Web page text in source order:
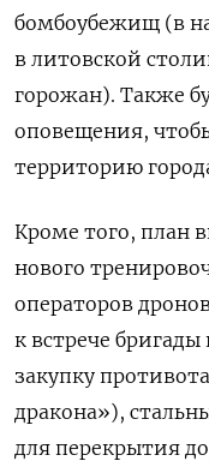
бомбоубежищ (в
в литовской
горожан). Также
оповещения,
территорию
Кроме того, план
нового
операторов
к встрече
закупку
дракона»),
для перекрытия